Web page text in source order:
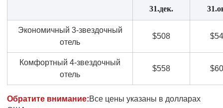
31.дек.
Экономичный 3-звездочный
отель
$508
Комфортный 4-звездочный
отель
$558
Обратите внимание:Все цены указаны в долларах